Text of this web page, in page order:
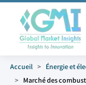
Accueil Énergie et
Marché des